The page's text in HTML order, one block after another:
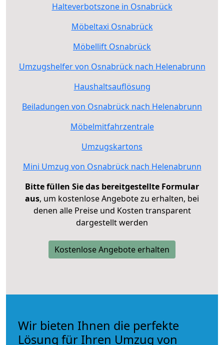
Halteverbotszone in Osnabrück
Möbeltaxi Osnabrück
Möbellift Osnabrück
Umzugshelfer von Osnabrück nach Helenabrunn
Haushaltsauflösung
Beiladungen von Osnabrück nach Helenabrunn
Möbelmitfahrzentrale
Umzugskartons
Mini Umzug von Osnabrück nach Helenabrunn
Bitte füllen Sie das bereitgestellte Formular
aus, um kostenlose Angebote zu erhalten, bei
denen alle Preise und Kosten transparent
dargestellt werden
Kostenlose Angebote erhalten
Wir bieten Ihnen die perfekte
Lösung für Ihren Umzug von